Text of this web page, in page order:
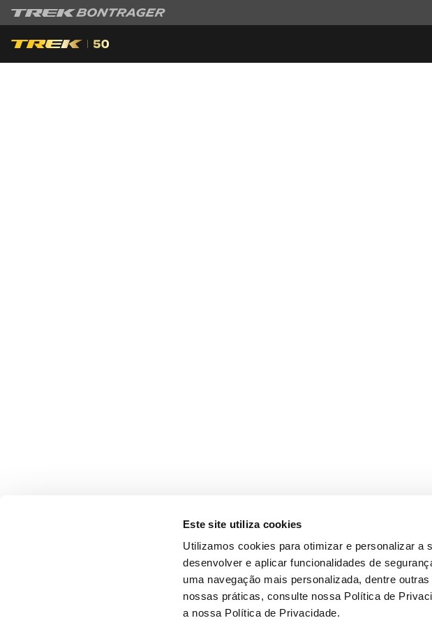
Este site utiliza cookies
Utilizamos cookies para otimizar e personalizar a
desenvolver e aplicar funcionalidades de
uma navegação mais personalizada, dentre
nossas práticas, consulte nossa Política de
a nossa Política de Privacidade.